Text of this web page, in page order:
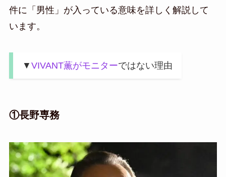
件に「男性」が入っている意味を詳しく解説して
います。
▼ VIVANT薫がモニターではない理由
①長野専務